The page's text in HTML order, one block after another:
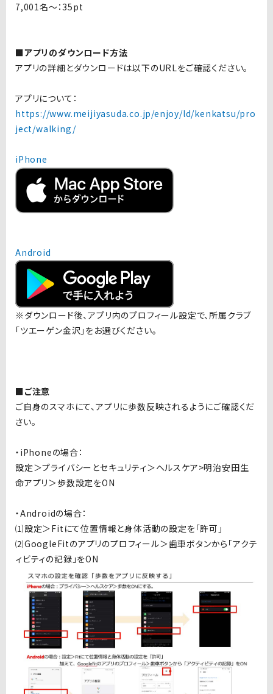
7,001名〜：35pt
■アプリのダウンロード方法
アプリの詳細とダウンロードは以下のURLをご確認ください。
アプリについて：
https://www.meijiyasuda.co.jp/enjoy/ld/kenkatsu/pro
ject/walking/
iPhone
Android
※ダウンロード後、アプリ内のプロフィール設定で、所属クラブ
「ツエーゲン金沢」をお選びください。
■ご注意
ご自身のスマホにて、アプリに歩数反映されるようにご確認くだ
さい。
・iPhoneの場合：
設定＞プライバシーとセキュリティ＞ヘルスケア>明治安田生
命アプリ＞歩数設定をON
・Androidの場合：
⑴設定＞Fitにて位置情報と身体活動の設定を「許可」
⑵GoogleFitのアプリのプロフィール＞歯車ボタンから「アクテ
ィビティの記録」をON